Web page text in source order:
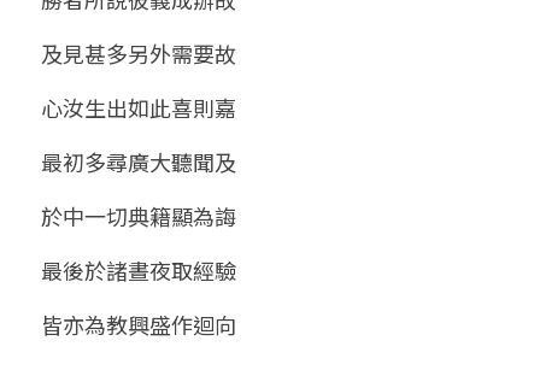
及見甚多另外需要故
心汝生出如此喜則嘉
最初多尋廣大聽聞及
於中一切典籍顯為誨
最後於諸晝夜取經驗
皆亦為教興盛作迴向